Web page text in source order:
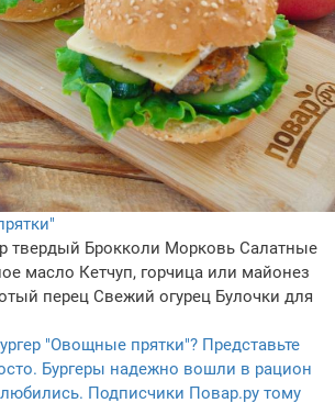
твердый Брокколи Морковь Салатные
масло Кетчуп, горчица или майонез
перец Свежий огурец Булочки для
"Овощные прятки"? Представьте
Бургеры надежно вошли в рацион
Подписчики Повар.ру тому